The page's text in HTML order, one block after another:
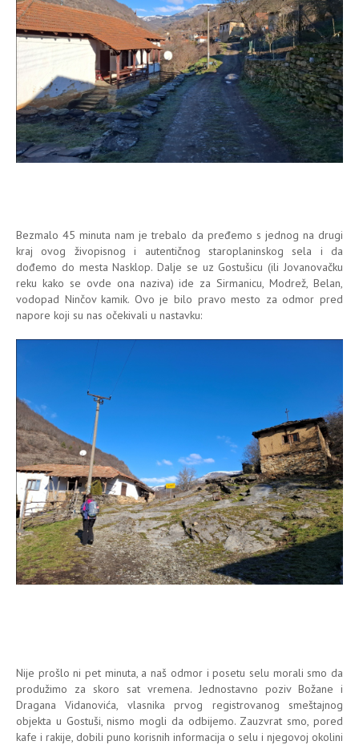
Bezmalo 45 minuta nam je trebalo da pređemo s jednog na drugi
kraj ovog živopisnog i autentičnog staroplaninskog sela i da
dođemo do mesta Nasklop. Dalje se uz Gostušicu (ili Jovanovačku
reku kako se ovde ona naziva) ide za Sirmanicu, Modrež, Belan,
vodopad Ninčov kamik. Ovo je bilo pravo mesto za odmor pred
napore koji su nas očekivali u nastavku:
Nije prošlo ni pet minuta, a naš odmor i posetu selu morali smo da
produžimo za skoro sat vremena. Jednostavno poziv Božane i
Dragana Vidanovića, vlasnika prvog registrovanog smeštajnog
objekta u Gostuši, nismo mogli da odbijemo. Zauzvrat smo, pored
kafe i rakije, dobili puno korisnih informacija o selu i njegovoj okolini